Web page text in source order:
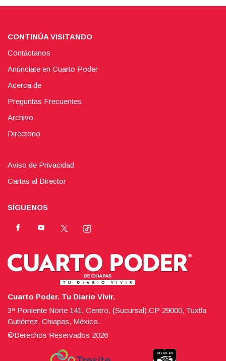
CONTINÚA VISITANDO
Contáctanos
Anúnciate en Cuarto Poder
Acerca de
Preguntas Frecuentes
Archivo
Directorio
Aviso de Privacidad
Cartas al Director
SÍGUENOS
Cuarto Poder. Tu Diario Vivir.
3ª Poniente Norte 141, Centro, (Sucursal),CP 29000, Tuxtla
Gutiérrez, Chiapas, México.
©Derechos Reservados 2026